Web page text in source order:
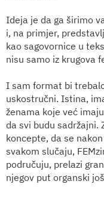
Ideja je da ga širimo
i, na primjer,
kao sagovornice u
nisu samo iz krugova
I sam format bi
uskostručni. Istina,
ženama koje već
da svi budu sadržajni.
koncepte, da se
svakom slučaju,
područuju, prelazi
njegov put organski